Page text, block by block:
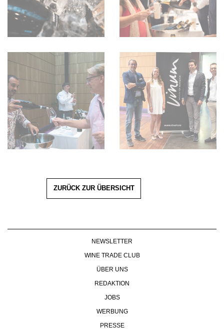
ZURÜCK ZUR ÜBERSICHT
NEWSLETTER
WINE TRADE CLUB
ÜBER UNS
REDAKTION
JOBS
WERBUNG
PRESSE